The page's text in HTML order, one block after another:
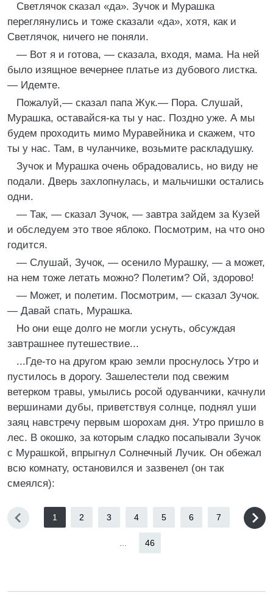
Светлячок сказал «да». Зучок и Мурашка
переглянулись и тоже сказали «да», хотя, как и
Светлячок, ничего не поняли.
— Вот я и готова, — сказала, входя, мама. На ней
было изящное вечернее платье из дубового листка.
— Идемте.
Пожалуй,— сказал папа Жук.— Пора. Слушай,
Мурашка, оставайся-ка ты у нас. Поздно уже. А мы
будем проходить мимо Муравейника и скажем, что
ты у нас. Там, в чуланчике, возьмите раскладушку.
Зучок и Мурашка очень обрадовались, но виду не
подали. Дверь захлопнулась, и мальчишки остались
одни.
— Так, — сказал Зучок, — завтра зайдем за Кузей
и обследуем это твое яблоко. Посмотрим, на что оно
годится.
— Слушай, Зучок, — осенило Мурашку, — а может,
на нем тоже летать можно? Полетим? Ой, здорово!
— Может, и полетим. Посмотрим, — сказал Зучок.
— Давай спать, Мурашка.
Но они еще долго не могли уснуть, обсуждая
завтрашнее путешествие...
...Где-то на другом краю земли проснулось Утро и
пустилось в дорогу. Зашелестели под свежим
ветерком травы, умылись росой одуванчики, качнули
вершинами дубы, приветствуя солнце, поднял уши
заяц навстречу первым шорохам дня. Утро пришло в
лес. В окошко, за которым сладко посапывали Зучок
с Мурашкой, впрыгнул Солнечный Лучик. Он обежал
всю комнату, остановился и зазвенел (он так
смеялся):
1 2 3 4 5 6 7
46